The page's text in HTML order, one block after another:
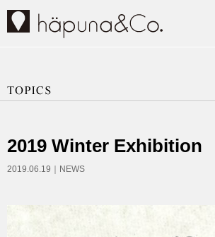
2019 Winter Exhibition
2019.06.19｜ NEWS